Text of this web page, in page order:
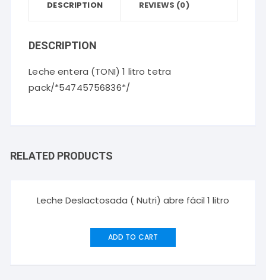
DESCRIPTION REVIEWS (0)
DESCRIPTION
Leche entera (TONI) 1 litro tetra
pack/*54745756836*/
RELATED PRODUCTS
Leche Deslactosada ( Nutri) abre fácil 1 litro
ADD TO CART